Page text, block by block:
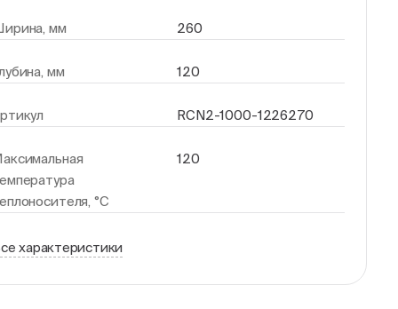
мм 260
мм 120
RCN2-1000-1226270
°С
120
характеристики